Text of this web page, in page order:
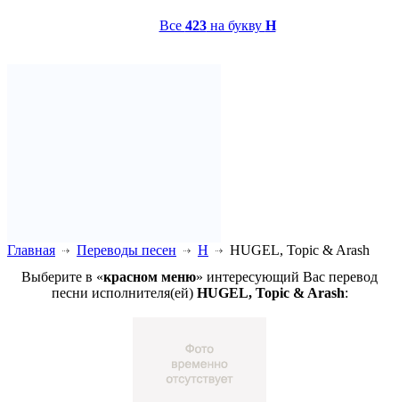
Все 423на букву H
Главная Переводы песен H
HUGEL, Topic & Arash
Выберите в «красном меню» интересующий Вас перевод
песни исполнителя(ей) HUGEL, Topic & Arash: